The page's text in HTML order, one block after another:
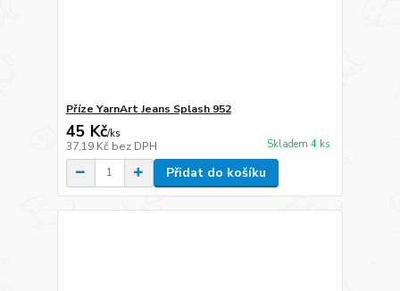
Příze YarnArt Jeans Splash 952
45 Kč/ks
37,19 Kč bez DPH Skladem 4 ks
Přidat do košíku